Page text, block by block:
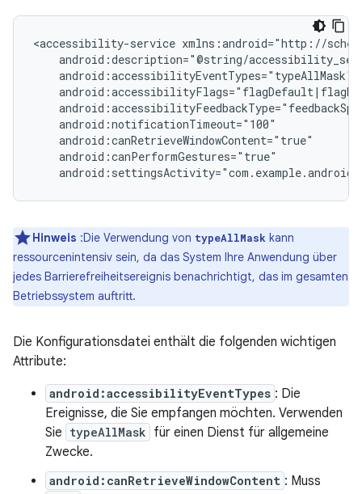
<accessibility-service
Hinweis :Die Verwendung von typeAllMask kann
ressourcenintensiv sein, da das System Ihre Anwendung über
jedes Barrierefreiheitsereignis benachrichtigt, das im gesamten
Betriebssystem auftritt.
Die Konfigurationsdatei enthält die folgenden wichtigen
Attribute:
android:accessibilityEventTypes : Die
Ereignisse, die Sie empfangen möchten. Verwenden
Sie typeAllMask für einen Dienst für allgemeine
Zwecke.
android:canRetrieveWindowContent : Muss